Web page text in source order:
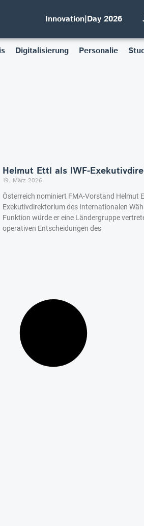
Innovation|Day 2026
Digitalisierung Personalie
Helmut Ettl als IWF-
19. März 2026
Österreich nominiert FMA-Vorstand Helmut
Exekutivdirektorium des Internationalen
Funktion würde er eine Ländergruppe
operativen Entscheidungen des